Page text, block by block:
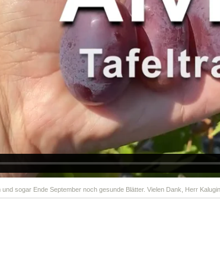
sogar Ende September noch gesunde Blätter. Vielen Dank, Herr